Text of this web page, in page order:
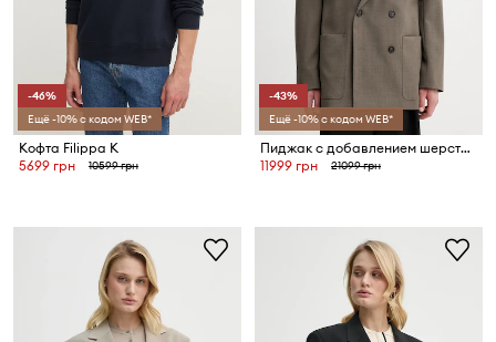
-46%
Ещё -10% с кодом WEB*
Кофта Filippa K
5699 грн
10599 грн
-43%
Ещё -10% с кодом WEB*
Пиджак с добавлением шерсти Filippa K
11999 грн
21099 грн